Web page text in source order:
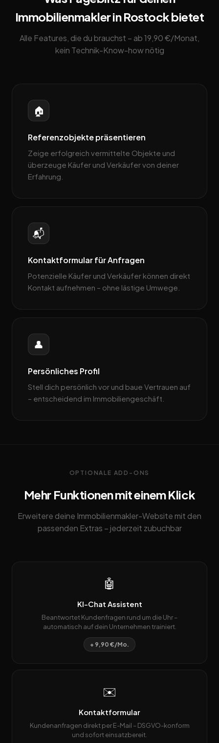
Immobilienmakler in Rostock bietet
Alle Features, die du brauchst – ab 19,90 €/Monat,
kein Technik-Know-how nötig
🏠
Referenzobjekte präsentieren
Zeige erfolgreich vermittelte Objekte und
überzeuge Käufer und Verkäufer von deiner
Erfahrung.
📬
Kontaktformular für Anfragen
Potenzielle Käufer und Verkäufer können direkt
Kontakt aufnehmen – ohne lästige Umwege.
👤
Persönliches Profil
Stell dich persönlich vor und baue Vertrauen auf
– entscheidend im Immobiliengeschäft.
OPTIONALE ADD-ONS
Mehr Funktionen mit einem Klick
Erweitere deine Immobilienmakler-Website mit den
passenden Extras – jederzeit zubuchbar
🤖
KI-Chat Assistent
Beantwortet Kundenfragen rund um die Uhr –
automatisch auf dein Unternehmen trainiert.
+ 9,90 €/Mo.
✉️
Kontaktformular
Kundenanfragen direkt per E-Mail – DSGVO-konform
und sofort einsatzbereit.